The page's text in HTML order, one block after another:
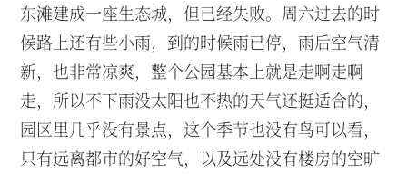
东滩建成一座生态城，但已经失败。周六过去的时
候路上还有些小雨，到的时候雨已停，雨后空气清
新，也非常凉爽，整个公园基本上就是走啊走啊
走，所以不下雨没太阳也不热的天气还挺适合的，
园区里几乎没有景点，这个季节也没有鸟可以看，
只有远离都市的好空气，以及远处没有楼房的空旷